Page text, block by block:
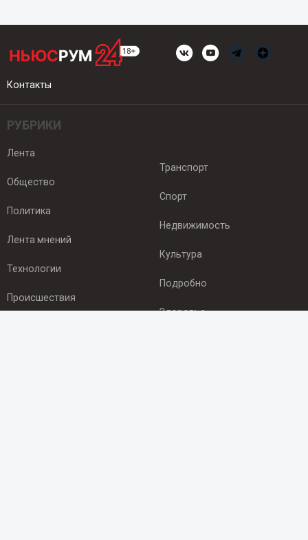
Контакты
РУБРИКИ
Лента
Общество
Политика
Лента мнений
Технологии
Происшествия
Транспорт
Спорт
Недвижимость
Культура
Подробно
Здоровье